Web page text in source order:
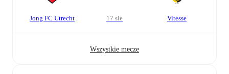
Jong FC Utrecht 17 sie Vitesse
Wszystkie mecze